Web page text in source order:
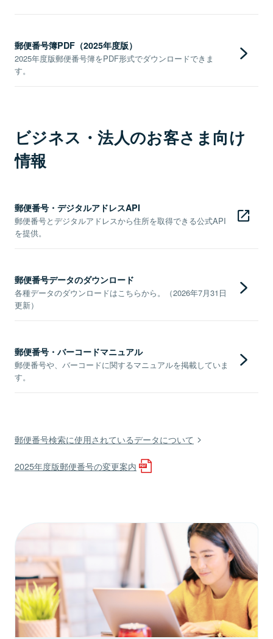
郵便番号簿PDF（2025年度版）
2025年度版郵便番号簿をPDF形式でダウンロードできま
す。
ビジネス・法人のお客さま向け
情報
郵便番号・デジタルアドレスAPI
郵便番号とデジタルアドレスから住所を取得できる公式API
を提供。
郵便番号データのダウンロード
各種データのダウンロードはこちらから。（2026年7月31日
更新）
郵便番号・バーコードマニュアル
郵便番号や、バーコードに関するマニュアルを掲載していま
す。
郵便番号検索に使用されているデータについて
2025年度版郵便番号の変更案内